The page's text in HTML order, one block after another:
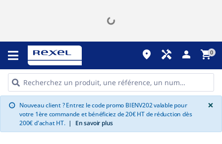
place handyman person shopping_cart0
info Nouveau client ? Entrez le code promo BIENV202 valable pour
votre 1ère commande et bénéficiez de 20€ HT de réduction dès
200€ d'achat HT. | En savoir plus
×